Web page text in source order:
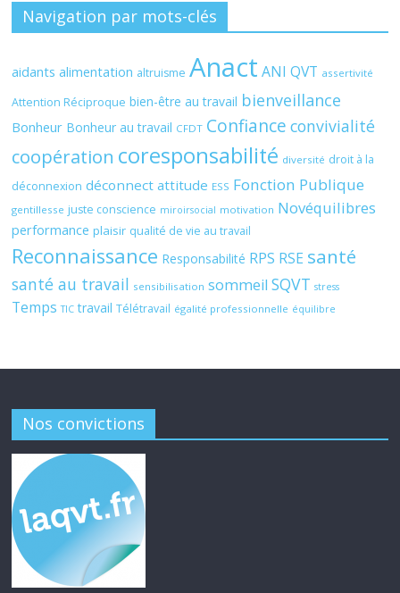
Navigation par mots-clés
aidants alimentation altruisme Anact ANI QVT assertivité
Attention Réciproque bien-être au travail bienveillance
Bonheur Bonheur au travail CFDT Confiance convivialité
coopération coresponsabilité diversité droit à la
déconnexion déconnect attitude ESS Fonction Publique
gentillesse juste conscience miroirsocial motivation Novéquilibres
performance plaisir qualité de vie au travail
Reconnaissance Responsabilité RPS RSE santé
santé au travail sensibilisation sommeil SQVT stress
Temps TIC travail Télétravail égalité professionnelle équilibre
Nos convictions